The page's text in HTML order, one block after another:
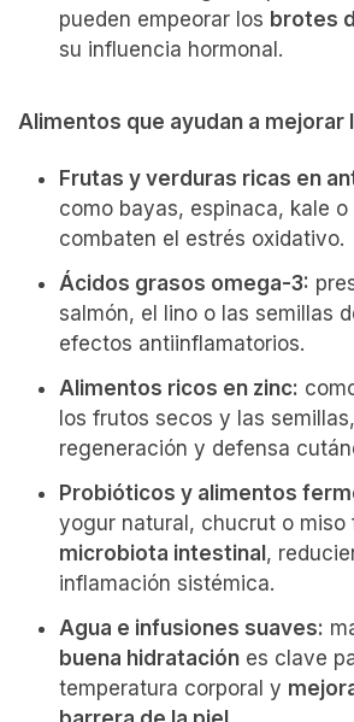
pueden empeorar los brotes
su influencia hormonal.
Alimentos que ayudan a mejorar
Frutas y verduras ricas en
como bayas, espinaca, kale o
combaten el estrés oxidativo.
Ácidos grasos omega-3:
salmón, el lino o las semillas
efectos antiinflamatorios.
Alimentos ricos en zinc:
los frutos secos y las
regeneración y defensa
Probióticos y alimentos
yogur natural, chucrut o miso
microbiota intestinal ,
inflamación sistémica.
Agua e infusiones suaves:
buena hidratación es clave
temperatura corporal y